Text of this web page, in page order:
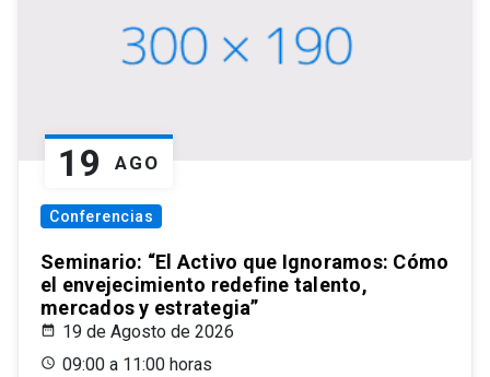
19 AGO
Conferencias
Seminario: “El Activo que Ignoramos: Cómo
el envejecimiento redefine talento,
mercados y estrategia”
19 de Agosto de 2026
09:00 a 11:00 horas